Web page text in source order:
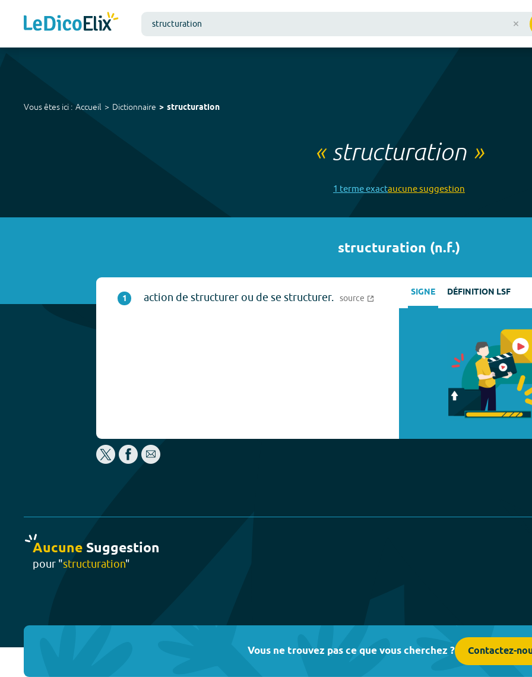
Vous êtes ici : Accueil Dictionnaire structuration
« structuration»
1 termeexactaucunesuggestion
structuration (n.f.)
1 action de structurer ou de se structurer. source SIGNE DÉFINITION LSF
Aucune Suggestion
pour "structuration"
Vous ne trouvez pas ce que vous cherchez ? Contactez-